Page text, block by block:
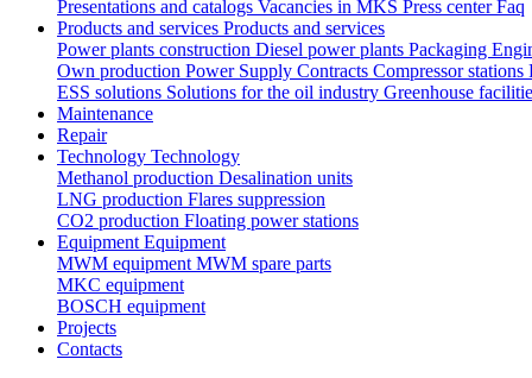
Presentations and catalogs Vacancies in MKS Press centerFaq
Products and services Products and services
Power plants construction Diesel power plants Packaging
Own production Power Supply Contracts Compressor stations
ESS solutions Solutions for the oil industry Greenhouse
Maintenance
Repair
Technology Technology
Methanol production Desalination units
LNG production Flares suppression
СО2 production Floating power stations
EquipmentEquipment
MWM equipmentMWM spare parts
MKC equipment
BOSCH equipment
Projects
Contacts